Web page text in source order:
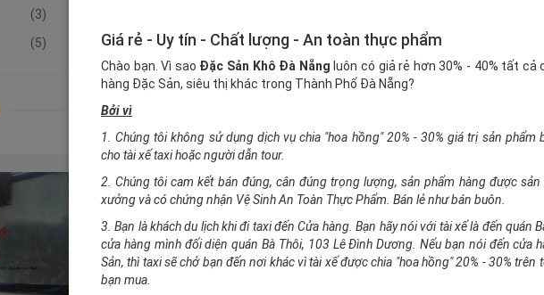
(3)
(5)
Giá rẻ - Uy tín - Chất lượng - An toàn thực phẩm
Chào bạn. Vì sao Đặc Sản Khô Đà Nẵng luôn có giả rẻ hơn 30% - 40% tất cả
hàng Đặc Sản, siêu thị khác trong Thành Phố Đà Nẵng?
Bởi vì
1. Chúng tôi không sử dụng dịch vụ chia "hoa hồng" 20% - 30% giá trị sản phẩm
cho tài xế taxi hoặc người dẫn tour.
2. Chúng tôi cam kết bán đúng, cân đúng trọng lượng, sản phẩm hàng được sản
xưởng và có chứng nhận Vệ Sinh An Toàn Thực Phẩm. Bán lẻ như bán buôn.
3. Bạn là khách du lịch khi đi taxi đến Cửa hàng. Bạn hãy nói với tài xế là đến quán
cửa hàng mình đối diện quán Bà Thôi, 103 Lê Đình Dương. Nếu bạn nói đến cửa
Sản, thì taxi sẽ chở bạn đến nơi khác vì tài xế được chia "hoa hồng" 20% - 30% trên
bạn mua.